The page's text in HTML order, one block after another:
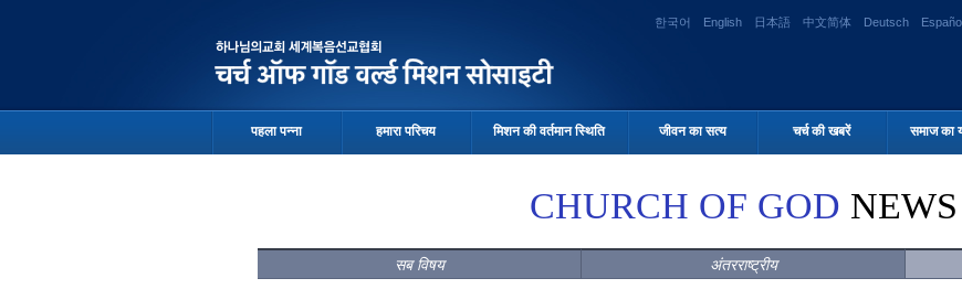
한국어 English 日本語 中文简体 Deutsch
पहला पन्ना हमारा परिचय मिशन की वर्तमान स्थिति जीवन का सत्य चर्च की खबरें समाज का
CHURCH OF GOD NEWS
सब विषय अंतरराष्ट्रीय